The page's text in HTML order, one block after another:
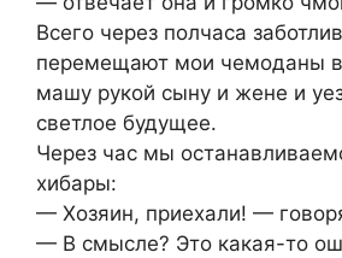
Всего через полчаса
перемещают мои чемоданы
машу рукой сыну и жене и
светлое будущее.
Через час мы
хибары:
— Хозяин, приехали! —
— В смысле? Это какая-то